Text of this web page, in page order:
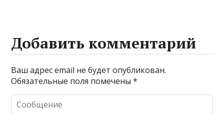
Добавить комментарий
Ваш адрес email не будет опубликован.
Обязательные поля помечены*